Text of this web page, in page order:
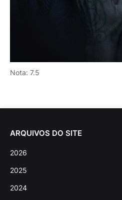
Nota: 7.5
ARQUIVOS DO SITE
2026
2025
2024